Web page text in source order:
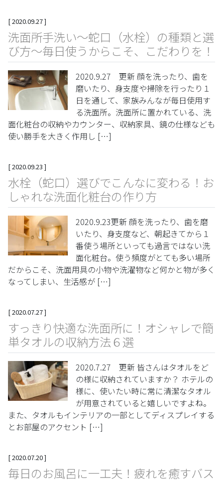
[2020.09.27]
洗面所手洗い～蛇口（水栓）の種類と選
び方～毎日使うからこそ、こだわりを！
2020.9.27 更新 顔を洗ったり、歯を
磨いたり、身支度や掃除を行ったり１
日を通して、家族みんなが毎日使用す
る洗面所。洗面所に置かれている、洗
面化粧台の収納やカウンター、収納家具、鏡の仕様なども
使い勝手を大きく作用し […]
[2020.09.23 ]
水栓（蛇口）選びでこんなに変わる！お
しゃれな洗面化粧台の作り方
2020.9.23更新 顔を洗ったり、歯を磨
いたり、身支度など、朝起きてから１
番使う場所といっても過言ではない洗
面化粧台。使う頻度がとても多い場所
だからこそ、洗面用具の小物や洗濯物など何かと物が多く
なってしまい、生活感が […]
[2020.07.27]
すっきり快適な洗面所に！オシャレで簡
単タオルの収納方法６選
2020.7.27 更新 皆さんはタオルをど
の様に収納されていますか？ ホテルの
様に、使いたい時に常に清潔なタオル
が用意されていると嬉しいですよね。
また、タオルもインテリアの一部としてディスプレイする
とお部屋のアクセント […]
[2020.07.20]
毎日のお風呂に一工夫！疲れを癒すバス